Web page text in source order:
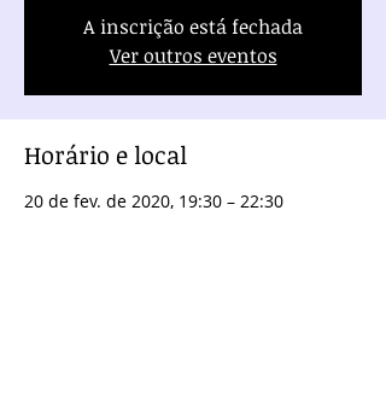
A inscrição está fechada
Ver outros eventos
Horário e local
20 de fev. de 2020, 19:30 – 22:30